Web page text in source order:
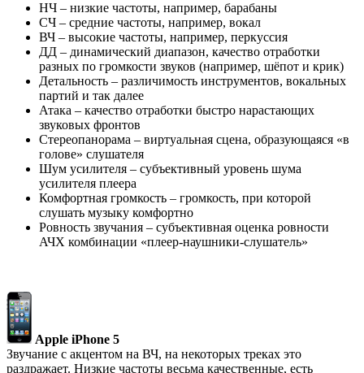
НЧ – низкие частоты, например, барабаны
СЧ – средние частоты, например, вокал
ВЧ – высокие частоты, например, перкуссия
ДД – динамический диапазон, качество отработки
разных по громкости звуков (например, шёпот и крик)
Детальность – различимость инструментов, вокальных
партий и так далее
Атака – качество отработки быстро нарастающих
звуковых фронтов
Стереопанорама – виртуальная сцена, образующаяся «в
голове» слушателя
Шум усилителя – субъективный уровень шума
усилителя плеера
Комфортная громкость – громкость, при которой
слушать музыку комфортно
Ровность звучания – субъективная оценка ровности
АЧХ комбинации «плеер-наушники-слушатель»
Apple iPhone 5
Звучание с акцентом на ВЧ, на некоторых треках это
раздражает. Низкие частоты весьма качественные, есть